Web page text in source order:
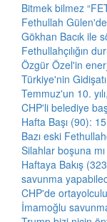
Bitmek bilmez
Fethullah
Gökhan Bacık ile
Fethullahçılığın
Özgür Özel'in
Türkiye'nin
Temmuz'un 10.
CHP'li belediye
Hafta Başı (90):
Bazı eski
Silahlar boşuna mı
Haftaya Bakış
savunma
CHP'de
İmamoğlu